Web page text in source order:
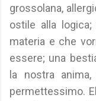
grossolana,
ostile alla
materia e che
essere; una
la nostra
permettessimo.